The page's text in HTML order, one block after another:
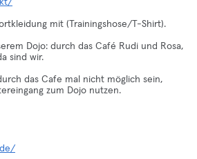
mit (Trainingshose/T-Shirt).
Dojo: durch das Café Rudi und Rosa,
sind wir.
das Cafe mal nicht möglich sein,
zum Dojo nutzen.